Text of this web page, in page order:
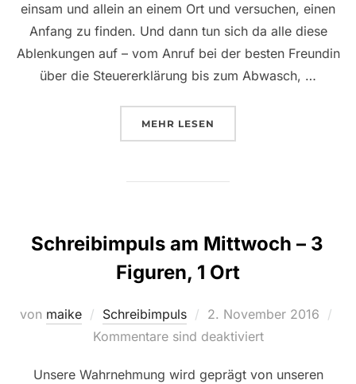
einsam und allein an einem Ort und versuchen, einen
Anfang zu finden. Und dann tun sich da alle diese
Ablenkungen auf – vom Anruf bei der besten Freundin
über die Steuererklärung bis zum Abwasch, …
MEHR ÜBER „SCHREIBIMPULS AM
LESEN
Schreibimpuls am Mittwoch – 3
Figuren, 1 Ort
von maike Schreibimpuls
Veröffentlicht
am
2. November 2016
Kommentare sind deaktiviert
Unsere Wahrnehmung wird geprägt von unseren